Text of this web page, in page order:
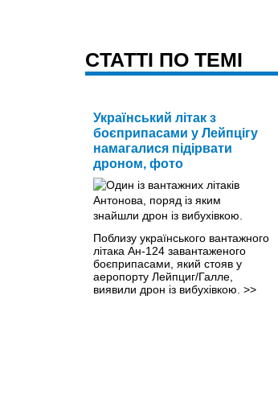
CТАТТІ ПО ТЕМІ
Український літак з
боєприпасами у Лейпцігу
намагалися підірвати
дроном, фото
Поблизу українського вантажного
літака Ан-124 завантаженого
боєприпасами, який стояв у
аеропорту Лейпциг/Галле,
виявили дрон із вибухівкою. >>